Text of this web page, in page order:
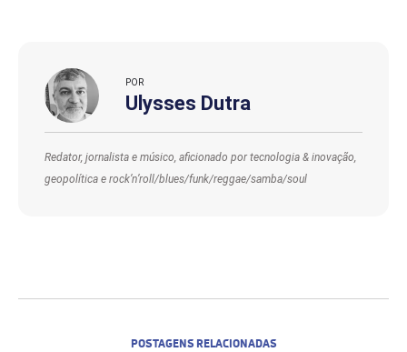
POR
Ulysses Dutra
Redator, jornalista e músico, aficionado por tecnologia & inovação,
geopolítica e rock’n’roll/blues/funk/reggae/samba/soul
POSTAGENS RELACIONADAS